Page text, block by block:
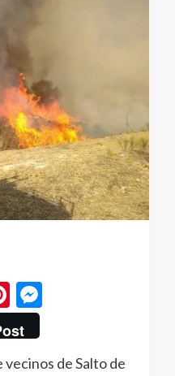
Pinterest
Messenger
de Salto de